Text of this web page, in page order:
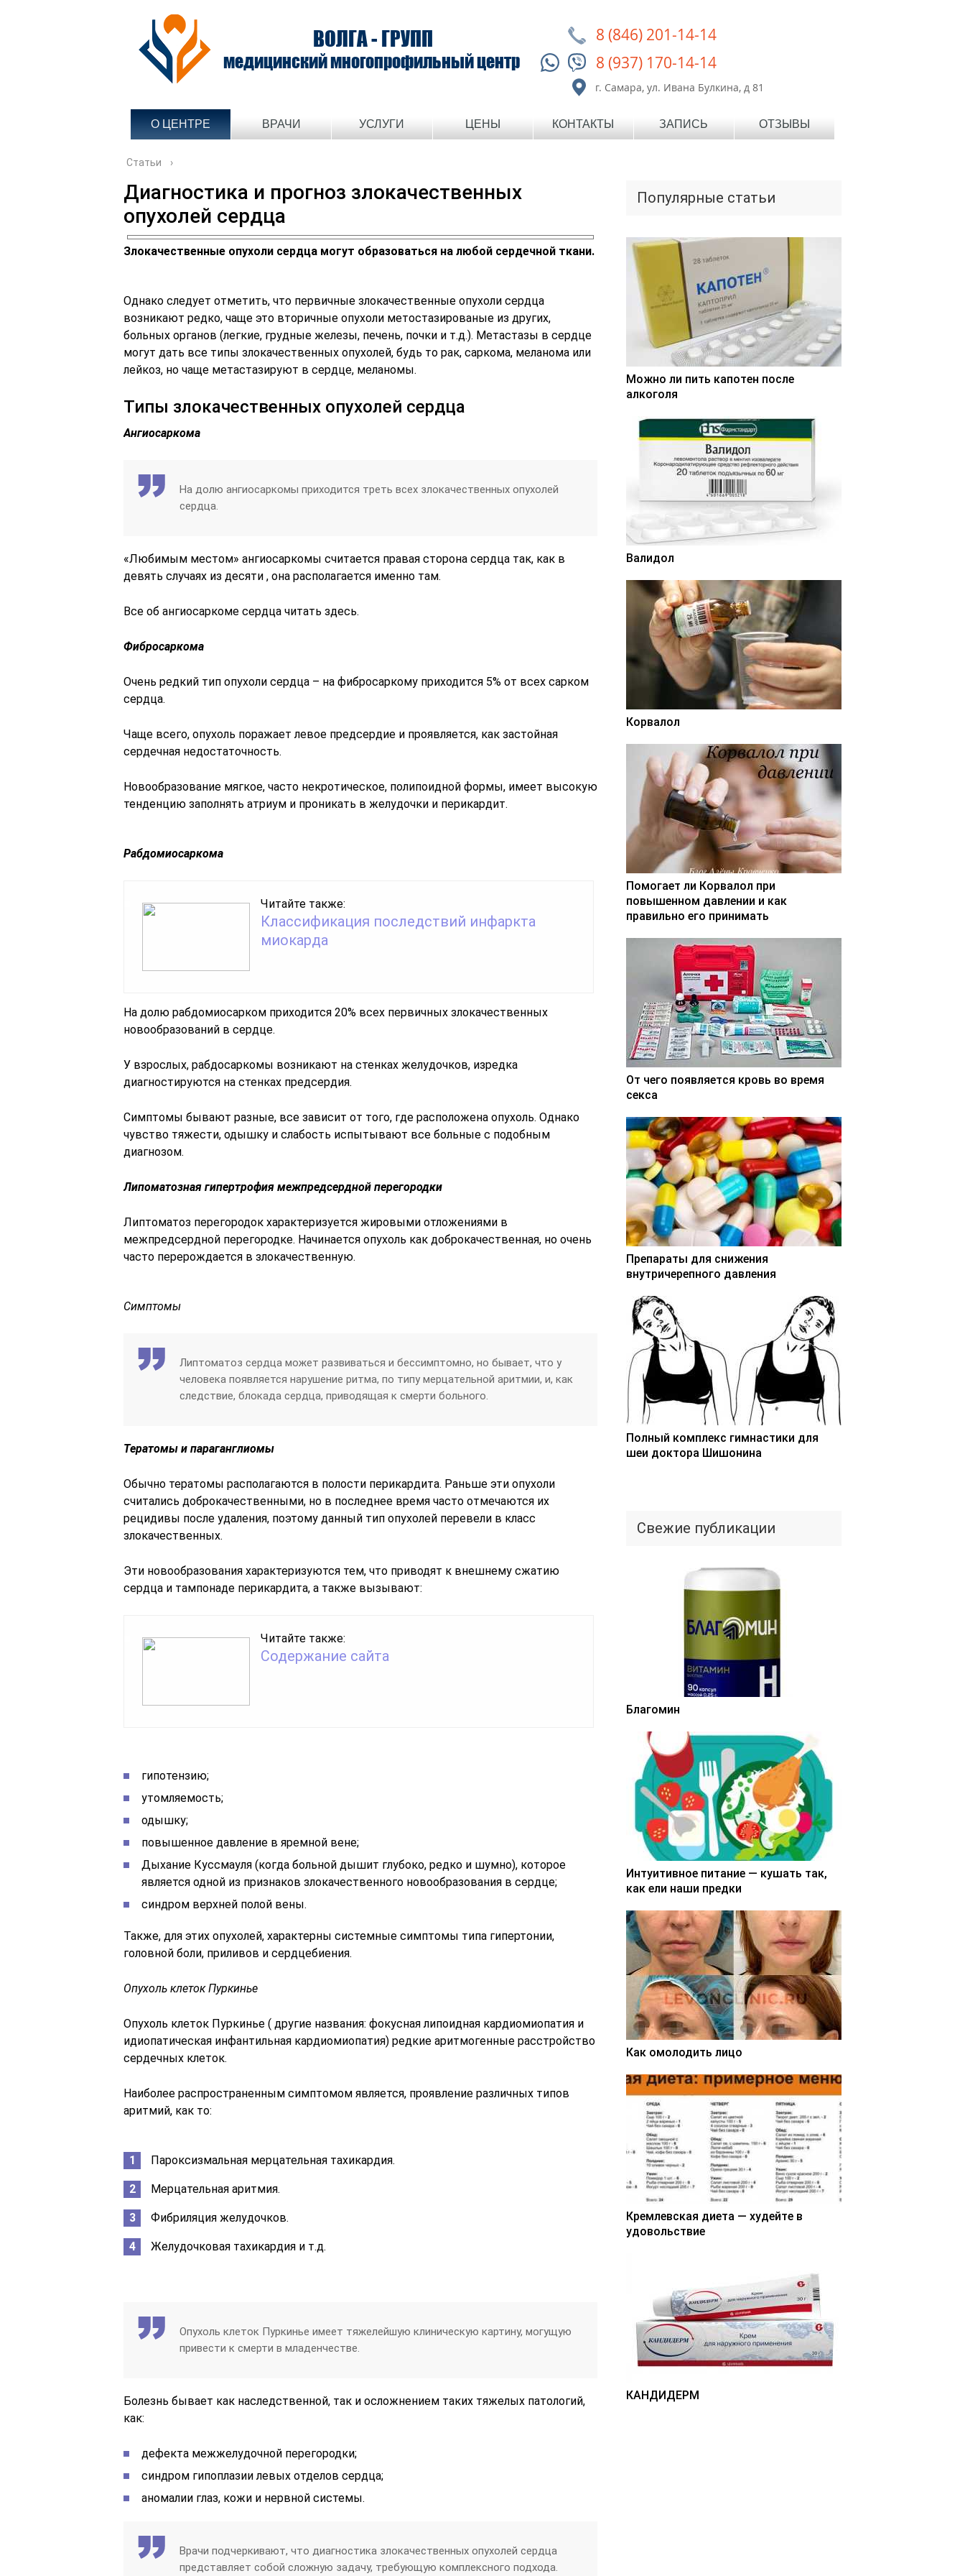
ВОЛГА - ГРУПП
медицинский многопрофильный центр
8 (846) 201-14-14
8 (937) 170-14-14
г. Самара, ул. Ивана Булкина, д 81
О ЦЕНТРЕ ВРАЧИ УСЛУГИ ЦЕНЫ КОНТАКТЫ ЗАПИСЬ ОТЗЫВЫ
Статьи ›
Диагностика и прогноз злокачественных
опухолей сердца
Злокачественные опухоли сердца могут образоваться на любой сердечной ткани.
Однако следует отметить, что первичные злокачественные опухоли сердца
возникают редко, чаще это вторичные опухоли метостазированые из других,
больных органов (легкие, грудные железы, печень, почки и т.д.). Метастазы в сердце
могут дать все типы злокачественных опухолей, будь то рак, саркома, меланома или
лейкоз, но чаще метастазируют в сердце, меланомы.
Типы злокачественных опухолей сердца
Ангиосаркома
На долю ангиосаркомы приходится треть всех злокачественных опухолей
сердца.
«Любимым местом» ангиосаркомы считается правая сторона сердца так, как в
девять случаях из десяти , она располагается именно там.
Все об ангиосаркоме сердца читать здесь.
Фибросаркома
Очень редкий тип опухоли сердца – на фибросаркому приходится 5% от всех сарком
сердца.
Чаще всего, опухоль поражает левое предсердие и проявляется, как застойная
сердечная недостаточность.
Новообразование мягкое, часто некротическое, полипоидной формы, имеет высокую
тенденцию заполнять атриум и проникать в желудочки и перикардит.
Рабдомиосаркома
Читайте также:
Классификация последствий инфаркта
миокарда
На долю рабдомиосарком приходится 20% всех первичных злокачественных
новообразований в сердце.
У взрослых, рабдосаркомы возникают на стенках желудочков, изредка
диагностируются на стенках предсердия.
Симптомы бывают разные, все зависит от того, где расположена опухоль. Однако
чувство тяжести, одышку и слабость испытывают все больные с подобным
диагнозом.
Липоматозная гипертрофия межпредсердной перегородки
Липтоматоз перегородок характеризуется жировыми отложениями в
межпредсердной перегородке. Начинается опухоль как доброкачественная, но очень
часто перерождается в злокачественную.
Симптомы
Липтоматоз сердца может развиваться и бессимптомно, но бывает, что у
человека появляется нарушение ритма, по типу мерцательной аритмии, и, как
следствие, блокада сердца, приводящая к смерти больного.
Тератомы и параганглиомы
Обычно тератомы располагаются в полости перикардита. Раньше эти опухоли
считались доброкачественными, но в последнее время часто отмечаются их
рецидивы после удаления, поэтому данный тип опухолей перевели в класс
злокачественных.
Эти новообразования характеризуются тем, что приводят к внешнему сжатию
сердца и тампонаде перикардита, а также вызывают:
Читайте также:
Содержание сайта
гипотензию;
утомляемость;
одышку;
повышенное давление в яремной вене;
Дыхание Куссмауля (когда больной дышит глубоко, редко и шумно), которое
является одной из признаков злокачественного новообразования в сердце;
синдром верхней полой вены.
Также, для этих опухолей, характерны системные симптомы типа гипертонии,
головной боли, приливов и сердцебиения.
Опухоль клеток Пуркинье
Опухоль клеток Пуркинье ( другие названия: фокусная липоидная кардиомиопатия и
идиопатическая инфантильная кардиомиопатия) редкие аритмогенные расстройство
сердечных клеток.
Наиболее распространенным симптомом является, проявление различных типов
аритмий, как то:
Пароксизмальная мерцательная тахикардия.
Мерцательная аритмия.
Фибриляция желудочков.
Желудочковая тахикардия и т.д.
Опухоль клеток Пуркинье имеет тяжелейшую клиническую картину, могущую
привести к смерти в младенчестве.
Болезнь бывает как наследственной, так и осложнением таких тяжелых патологий,
как:
дефекта межжелудочной перегородки;
синдром гипоплазии левых отделов сердца;
аномалии глаз, кожи и нервной системы.
Врачи подчеркивают, что диагностика злокачественных опухолей сердца
представляет собой сложную задачу, требующую комплексного подхода.
Популярные статьи
Можно ли пить капотен после
алкоголя
Валидол
Корвалол
Помогает ли Корвалол при
повышенном давлении и как
правильно его принимать
От чего появляется кровь во время
секса
Препараты для снижения
внутричерепного давления
Полный комплекс гимнастики для
шеи доктора Шишонина
Свежие публикации
Благомин
Интуитивное питание — кушать так,
как ели наши предки
Как омолодить лицо
Кремлевская диета — худейте в
удовольствие
КАНДИДЕРМ